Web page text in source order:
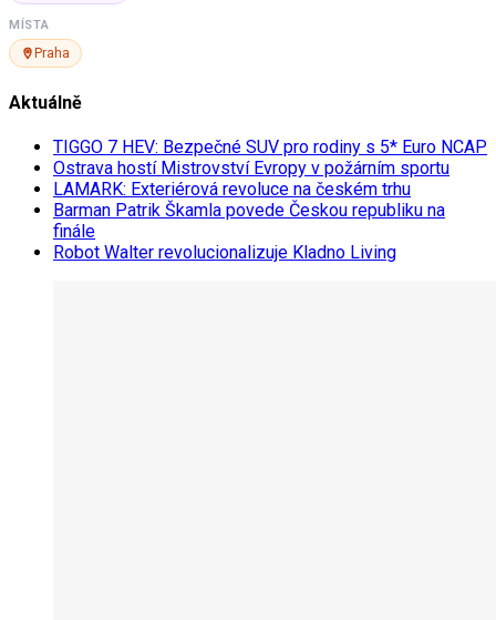
MÍSTA
Praha
Aktuálně
TIGGO 7 HEV: Bezpečné SUV pro rodiny s 5* Euro NCAP
Ostrava hostí Mistrovství Evropy v požárním sportu
LAMARK: Exteriérová revoluce na českém trhu
Barman Patrik Škamla povede Českou republiku na
finále
Robot Walter revolucionalizuje Kladno Living